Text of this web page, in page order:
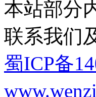
本站部分
联系我们
蜀ICP备